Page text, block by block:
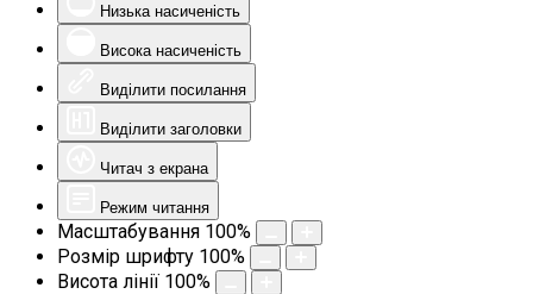
Низька насиченість
Висока насиченість
Виділити посилання
Виділити заголовки
Читач з екрана
Режим читання
Масштабування 100%
Розмір шрифту 100%
Висота лінії 100%